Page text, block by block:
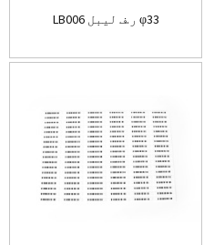
LB006 ر.ف لیبل φ33